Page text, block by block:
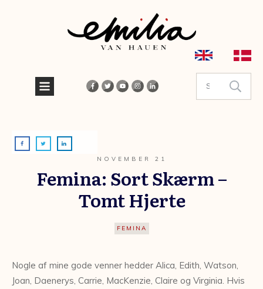
NOVEMBER 21
Femina: Sort Skærm –
Tomt Hjerte
FEMINA
Nogle af mine gode venner hedder Alica, Edith, Watson,
Joan, Daenerys, Carrie, MacKenzie, Claire og Virginia. Hvis